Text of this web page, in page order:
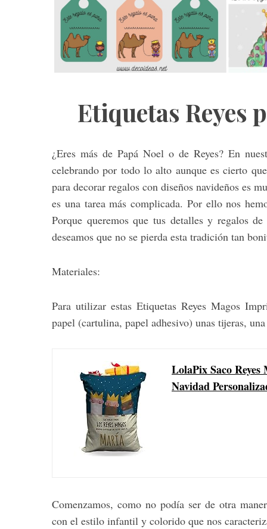
Etiquetas
¿Eres más de Papá Noel o de Reyes? En
celebrando por todo lo alto aunque es cierto
para decorar regalos con diseños navideños es
es una tarea más complicada. Por ello nos
Porque queremos que tus detalles y regalos
deseamos que no se pierda esta tradición tan
Materiales:
Para utilizar estas Etiquetas Reyes Magos
papel (cartulina, papel adhesivo) unas tijeras,
LolaPix Saco Reyes
Navidad
Comenzamos, como no podía ser de otra
con el estilo infantil y colorido que nos
e
a
r
c
h
f
: